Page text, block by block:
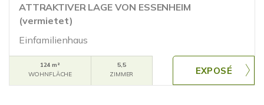
ATTRAKTIVER LAGE VON ESSENHEIM
(vermietet)
Einfamilienhaus
124 m²
WOHNFLÄCHE
5,5
ZIMMER